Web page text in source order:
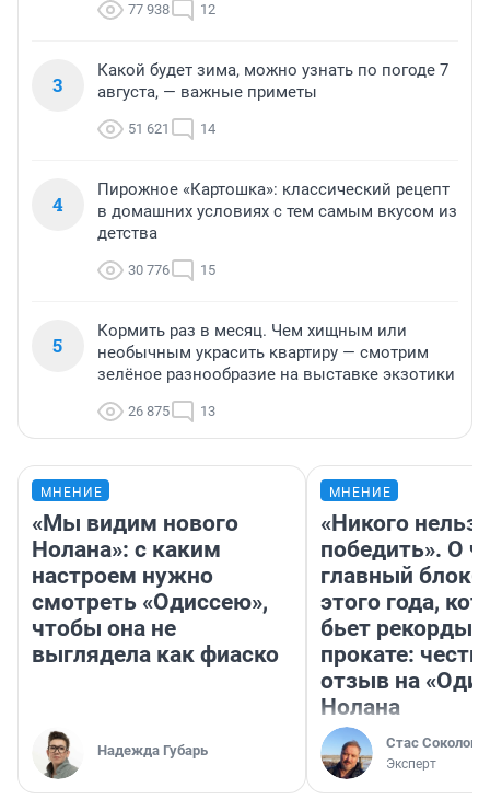
77 938 12
3
Какой будет зима, можно узнать по погоде 7
августа, — важные приметы
51 621 14
4
Пирожное «Картошка»: классический рецепт
в домашних условиях с тем самым вкусом из
детства
30 776 15
5
Кормить раз в месяц. Чем хищным или
необычным украсить квартиру — смотрим
зелёное разнообразие на выставке экзотики
26 875 13
МНЕНИЕ
«Мы видим нового
Нолана»: с каким
настроем нужно
смотреть «Одиссею»,
чтобы она не
выглядела как фиаско
Надежда Губарь
МНЕНИЕ
«Никого нельзя
победить». О
главный
этого года,
бьет рекорды в
прокате:
отзыв на
Нолана
Стас Соколов
Эксперт